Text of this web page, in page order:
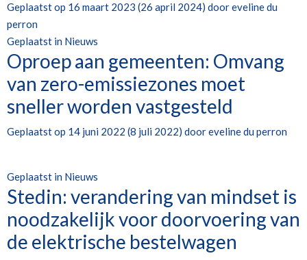
Geplaatst op 16 maart 2023 (26 april 2024) dooreveline du
perron
Geplaatst in Nieuws
Oproep aan gemeenten: Omvang
van zero-emissiezones moet
sneller worden vastgesteld
Geplaatst op 14 juni 2022 (8 juli 2022) dooreveline du perron
Geplaatst in Nieuws
Stedin: verandering van mindset is
noodzakelijk voor doorvoering van
de elektrische bestelwagen